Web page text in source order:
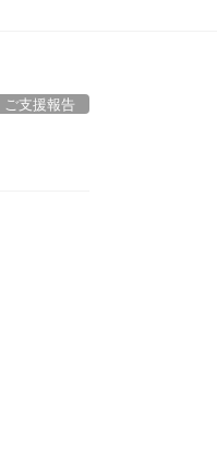
ご支援報告